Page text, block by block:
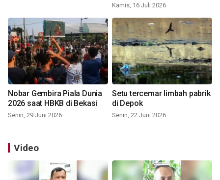
Kamis, 16 Juli 2026
Nobar Gembira Piala Dunia
2026 saat HBKB di Bekasi
Senin, 29 Juni 2026
Setu tercemar limbah pabrik
di Depok
Senin, 22 Juni 2026
Video